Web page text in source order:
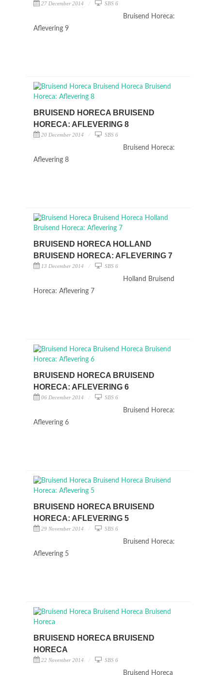
27 December 2014 SBS 6
Bruisend Horeca:
Aflevering 9
BRUISEND HORECA BRUISEND
HORECA: AFLEVERING 8
20 December 2014 SBS 6
Bruisend Horeca:
Aflevering 8
BRUISEND HORECA HOLLAND
BRUISEND HORECA: AFLEVERING 7
13 December 2014 SBS 6
Holland Bruisend
Horeca: Aflevering 7
BRUISEND HORECA BRUISEND
HORECA: AFLEVERING 6
06 December 2014 SBS 6
Bruisend Horeca:
Aflevering 6
BRUISEND HORECA BRUISEND
HORECA: AFLEVERING 5
29 November 2014 SBS 6
Bruisend Horeca:
Aflevering 5
BRUISEND HORECA BRUISEND
HORECA
22 November 2014 SBS 6
Bruisend Horeca